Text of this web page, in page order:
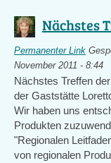
Nächstes
Permanenter Link
November 2011 - 8:44
Nächstes Treffen
der Gaststätte
Wir haben uns
Produkten
"Regionalen
von regionalen